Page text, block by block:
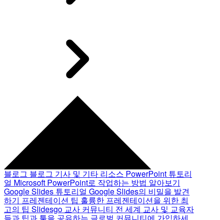
블로그 블로그 기사 및 기타 리소스 PowerPoint 튜토리
얼 Microsoft PowerPoint로 작업하는 방법 알아보기
Google Slides 튜토리얼 Google Slides의 비밀을 발견
하기 프레젠테이션 팁 훌륭한 프레젠테이션을 위한 최
고의 팁 Slidesgo 교사 커뮤니티 전 세계 교사 및 교육자